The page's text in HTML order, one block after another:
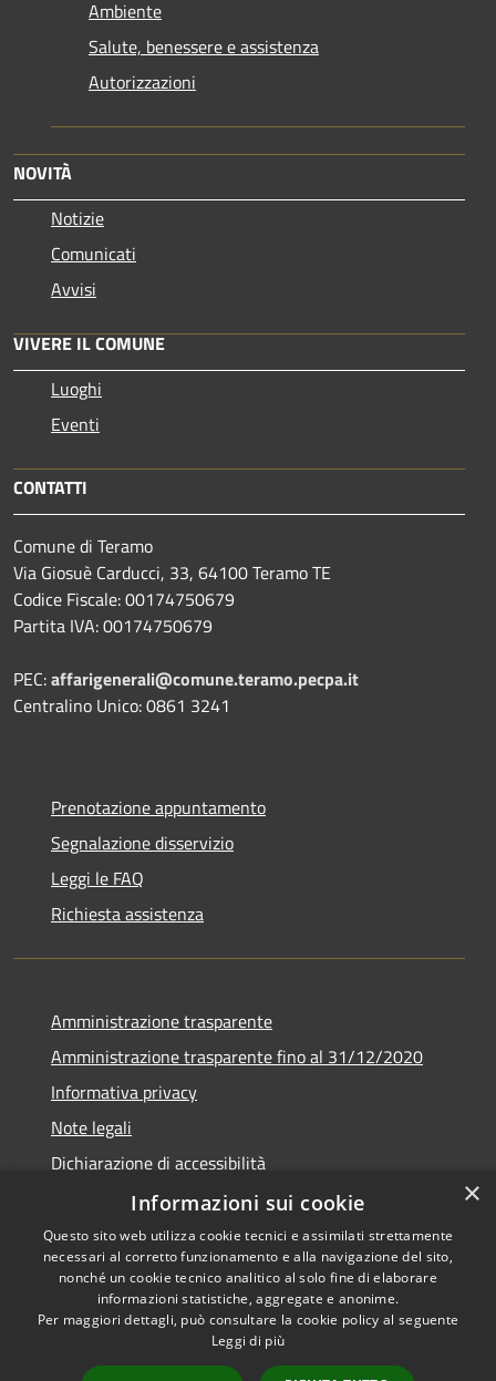
Ambiente
Salute, benessere e assistenza
Autorizzazioni
NOVITÀ
Notizie
Comunicati
Avvisi
VIVERE IL COMUNE
Luoghi
Eventi
CONTATTI
Comune di Teramo
Via Giosuè Carducci, 33, 64100 Teramo TE
Codice Fiscale: 00174750679
Partita IVA: 00174750679
PEC:affarigenerali@comune.teramo.pecpa.it
Centralino Unico: 0861 3241
Prenotazione appuntamento
Segnalazione disservizio
Leggi le FAQ
Richiesta assistenza
Amministrazione trasparente
Amministrazione trasparente fino al 31/12/2020
Informativa privacy
Note legali
Dichiarazione di accessibilità
Accessibilità
Privacy
Copyright © 2026 • Comune di
Teramo • Powered by
Municipium• Accesso
×
Informazioni sui cookie
Questo sito web utilizza cookie tecnici e assimilati strettamente
necessari al corretto funzionamento e alla navigazione del sito,
nonché un cookie tecnico analitico al solo fine di elaborare
informazioni statistiche, aggregate e anonime.
Per maggiori dettagli, può consultare la cookie policy al seguente
Leggi di più